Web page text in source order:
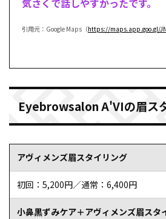
気さくで話しやすかったです。
引用元：Google Maps（https://maps.app.goo.gl/
Eyebrowsalon A'VIの眉ス
アヴィメンズ眉スタイリング
初回：5,200円／通常：6,400円
小鼻黒ずみケア＋アヴィメンズ眉スタ